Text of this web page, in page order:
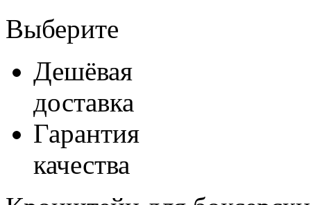
Выберите
Дешёвая
доставка
Гарантия
качества